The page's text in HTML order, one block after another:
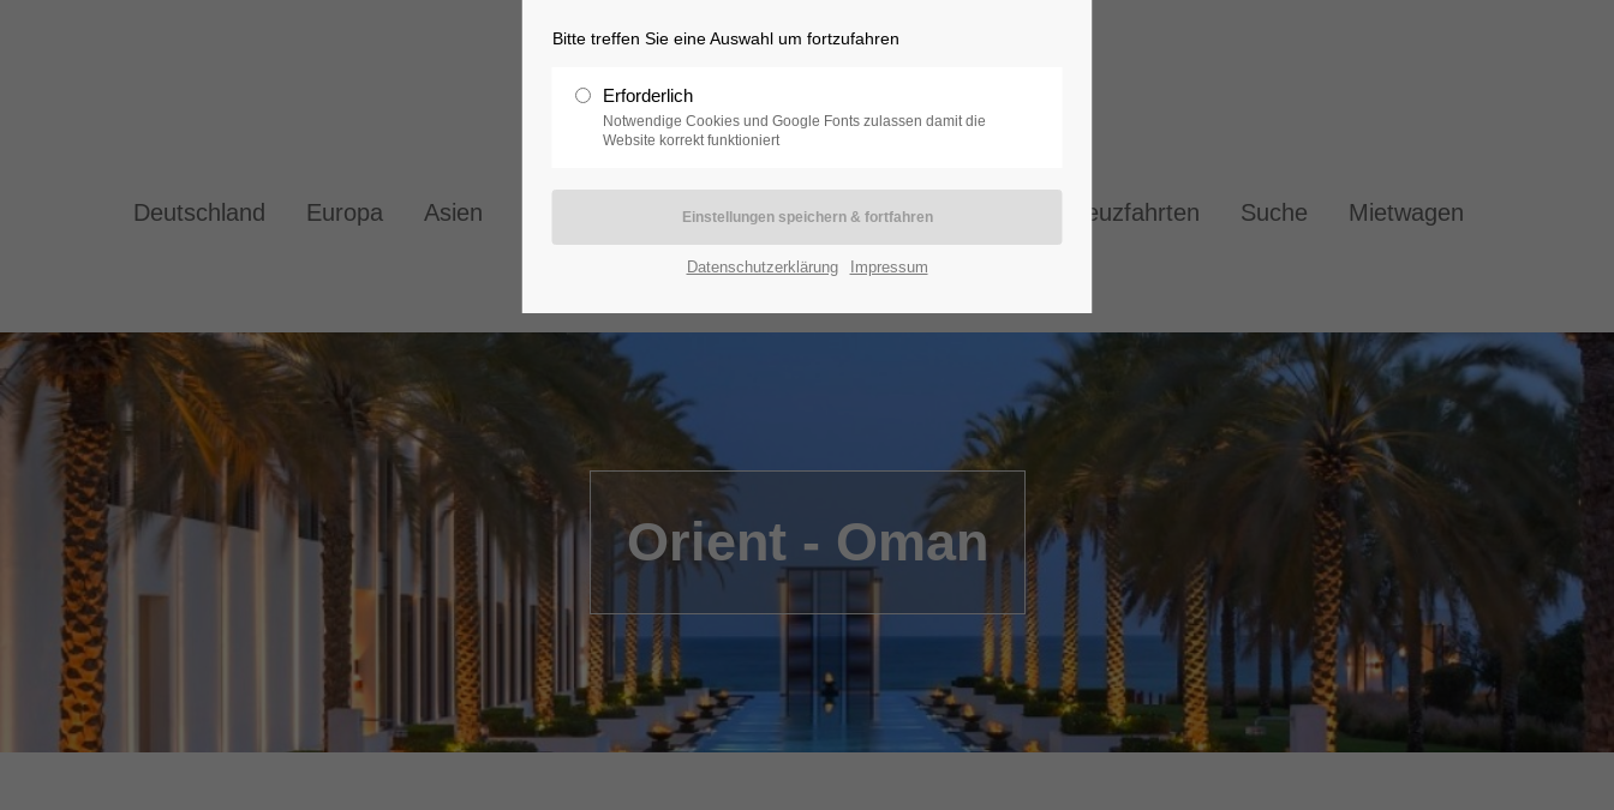
Deutschland Europa Asien Indischer Ozean Orient Kreuzfahrten Suche Mietwagen
Orient - Oman
Bitte treffen Sie eine Auswahl um fortzufahren
Erforderlich
Notwendige Cookies und Google Fonts zulassen damit die
Website korrekt funktioniert
Datenschutzerklärung Impressum